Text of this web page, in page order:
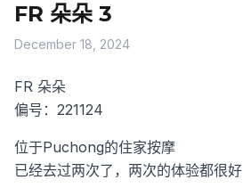
FR 朵朵 3
December 18, 2024
FR 朵朵
偏号：221124
位于Puchong的住家按摩
已经去过两次了，两次的体验都很好